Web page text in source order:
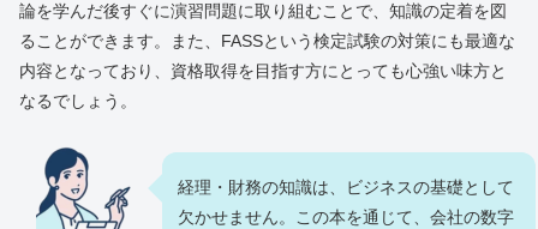
論を学んだ後すぐに演習問題に取り組むことで、知識の定着を図
ることができます。また、FASSという検定試験の対策にも最適な
内容となっており、資格取得を目指す方にとっても心強い味方と
なるでしょう。
経理・財務の知識は、ビジネスの基礎として
欠かせません。この本を通じて、会社の数字